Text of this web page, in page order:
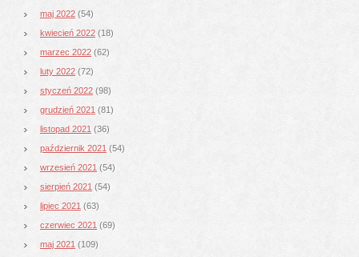
maj 2022 (54)
kwiecień 2022 (18)
marzec 2022 (62)
luty 2022 (72)
styczeń 2022 (98)
grudzień 2021 (81)
listopad 2021 (36)
październik 2021 (54)
wrzesień 2021 (54)
sierpień 2021 (54)
lipiec 2021 (63)
czerwiec 2021 (69)
maj 2021 (109)